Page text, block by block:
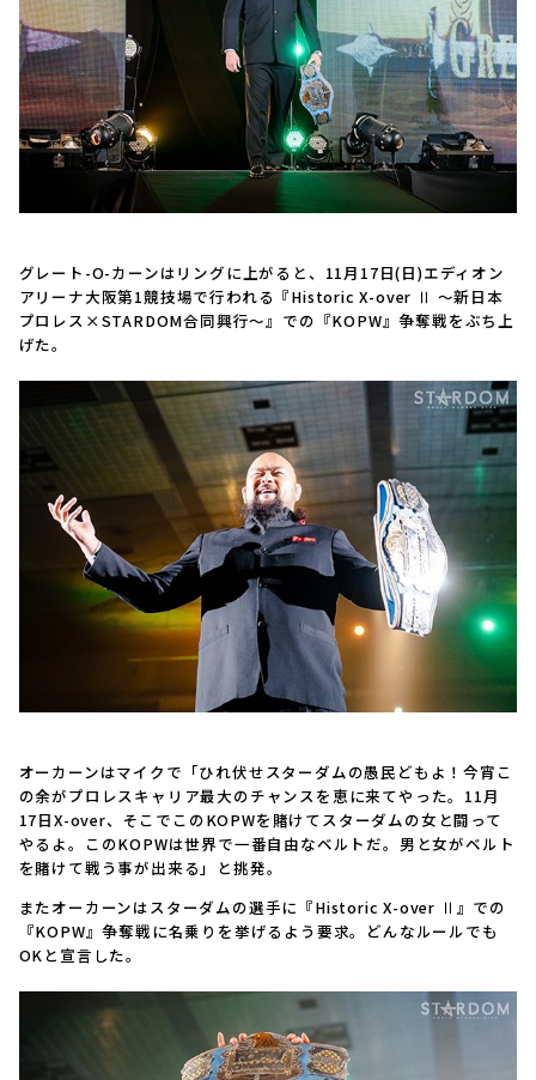
グレート-O-カーンはリングに上がると、11月17日(日)エディオン
アリーナ大阪第1競技場で行われる『Historic X-over Ⅱ ～新日本
プロレス×STARDOM合同興行～』での『KOPW』争奪戦をぶち上
げた。
オーカーンはマイクで「ひれ伏せスターダムの愚民どもよ！今宵こ
の余がプロレスキャリア最大のチャンスを恵に来てやった。11月
17日X-over、そこでこのKOPWを賭けてスターダムの女と闘って
やるよ。このKOPWは世界で一番自由なベルトだ。男と女がベルト
を賭けて戦う事が出来る」と挑発。
またオーカーンはスターダムの選手に『Historic X-over Ⅱ』での
『KOPW』争奪戦に名乗りを挙げるよう要求。どんなルールでも
OKと宣言した。